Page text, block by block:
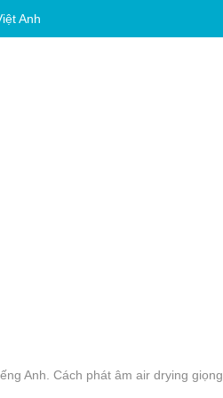
Anh
Anh. Cách phát âm air drying giọng